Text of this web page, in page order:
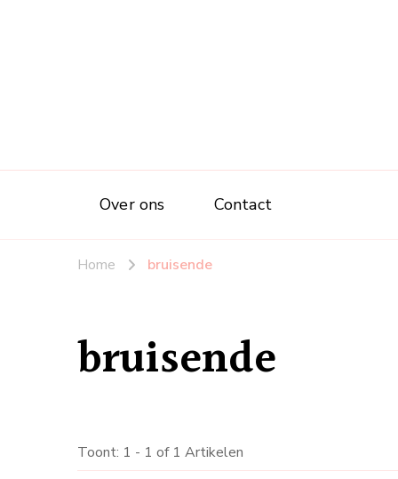
Over ons Contact
Home bruisende
bruisende
Toont: 1 - 1 of 1 Artikelen